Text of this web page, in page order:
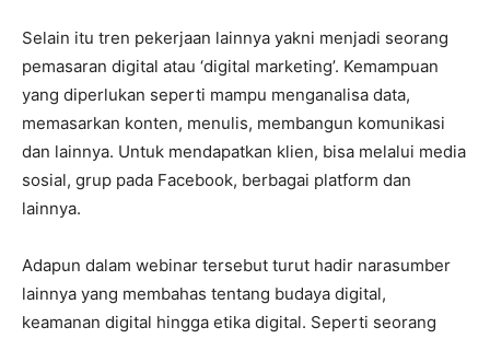
Selain itu tren pekerjaan lainnya yakni menjadi seorang
pemasaran digital atau ‘digital marketing’. Kemampuan
yang diperlukan seperti mampu menganalisa data,
memasarkan konten, menulis, membangun komunikasi
dan lainnya. Untuk mendapatkan klien, bisa melalui media
sosial, grup pada Facebook, berbagai platform dan
lainnya.
Adapun dalam webinar tersebut turut hadir narasumber
lainnya yang membahas tentang budaya digital,
keamanan digital hingga etika digital. Seperti seorang